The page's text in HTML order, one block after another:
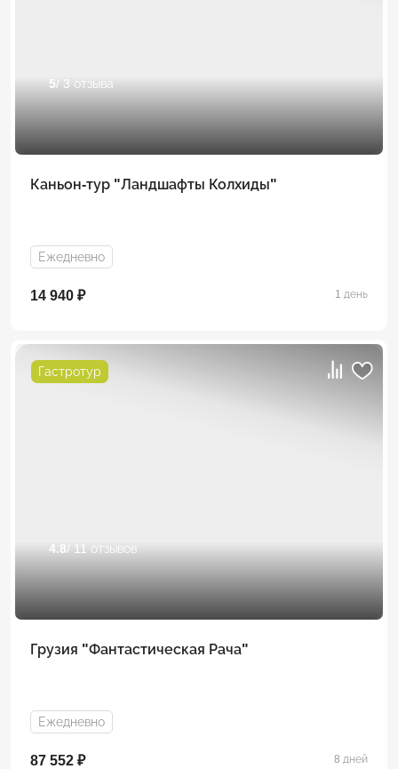
5/ 3 отзыва
Каньон-тур "Ландшафты Колхиды"
Ежедневно
14 940 ₽ 1 день
Гастротур
4.8/ 11 отзывов
Грузия "Фантастическая Рача"
Ежедневно
87 552 ₽ 8 дней